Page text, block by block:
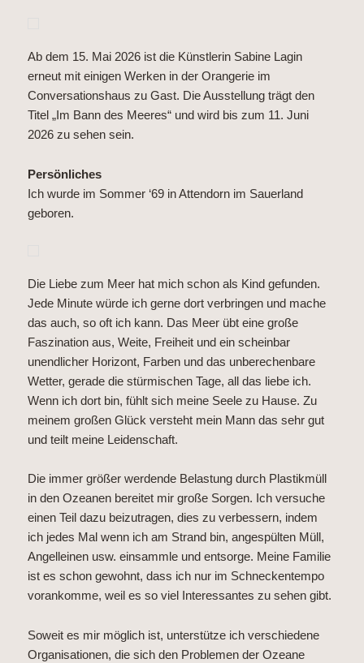
Ab dem 15. Mai 2026 ist die Künstlerin Sabine Lagin
erneut mit einigen Werken in der Orangerie im
Conversationshaus zu Gast. Die Ausstellung trägt den
Titel „Im Bann des Meeres“ und wird bis zum 11. Juni
2026 zu sehen sein.
Persönliches
Ich wurde im Sommer ‘69 in Attendorn im Sauerland
geboren.
Die Liebe zum Meer hat mich schon als Kind gefunden.
Jede Minute würde ich gerne dort verbringen und mache
das auch, so oft ich kann. Das Meer übt eine große
Faszination aus, Weite, Freiheit und ein scheinbar
unendlicher Horizont, Farben und das unberechenbare
Wetter, gerade die stürmischen Tage, all das liebe ich.
Wenn ich dort bin, fühlt sich meine Seele zu Hause. Zu
meinem großen Glück versteht mein Mann das sehr gut
und teilt meine Leidenschaft.
Die immer größer werdende Belastung durch Plastikmüll
in den Ozeanen bereitet mir große Sorgen. Ich versuche
einen Teil dazu beizutragen, dies zu verbessern, indem
ich jedes Mal wenn ich am Strand bin, angespülten Müll,
Angelleinen usw. einsammle und entsorge. Meine Familie
ist es schon gewohnt, dass ich nur im Schneckentempo
vorankomme, weil es so viel Interessantes zu sehen gibt.
Soweit es mir möglich ist, unterstütze ich verschiedene
Organisationen, die sich den Problemen der Ozeane